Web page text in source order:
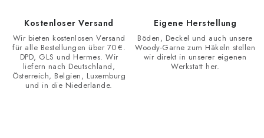
Kostenloser Versand
Wir bieten kostenlosen Versand
für alle Bestellungen über 70 €.
DPD, GLS und Hermes. Wir
liefern nach Deutschland,
Österreich, Belgien, Luxemburg
und in die Niederlande.
Eigene Herstellung
Böden, Deckel und auch unsere
Woody-Garne zum Häkeln stellen
wir direkt in unserer eigenen
Werkstatt her.